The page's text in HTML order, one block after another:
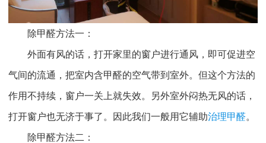
除甲醛方法一：
外面有风的话，打开家里的窗户进行通风，即可促进空
气间的流通，把室内含甲醛的空气带到室外。但这个方法的
作用不持续，窗户一关上就失效。另外室外闷热无风的话，
打开窗户也无济于事了。因此我们一般用它辅助治理甲醛。
除甲醛方法二：